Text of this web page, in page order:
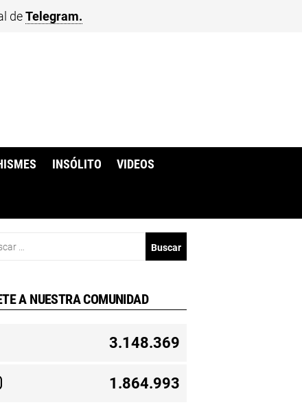
deTelegram.
INSÓLITO VIDEOS
A NUESTRA COMUNIDAD
3.148.369
1.864.993